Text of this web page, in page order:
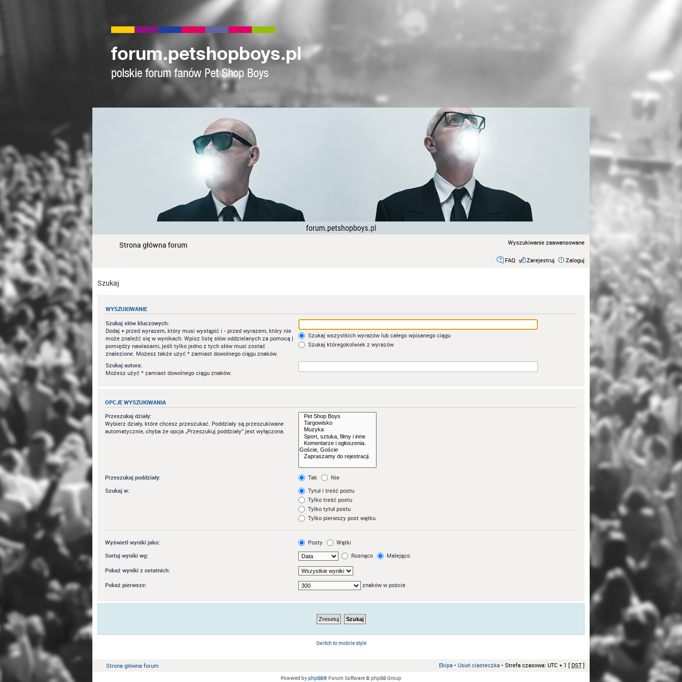
Strona główna forum Wyszukiwanie zaawansowane
FAQ Zarejestruj Zaloguj
Szukaj
WYSZUKIWANIE
Szukaj słów kluczowych:
Dodaj + przed wyrazem, który musi wystąpić i - przed wyrazem, który nie
może znaleźć się w wynikach. Wpisz listę słów oddzielanych za pomocą |
pomiędzy nawiasami, jeśli tylko jedno z tych słów musi zostać
znalezione. Możesz także użyć * zamiast dowolnego ciągu znaków.
Szukaj wszystkich wyrazów lub całego wpisanego ciągu
Szukaj któregokolwiek z wyrazów
Szukaj autora:
Możesz użyć * zamiast dowolnego ciągu znaków.
OPCJE WYSZUKIWANIA
Przeszukaj działy:
Wybierz działy, które chcesz przeszukać. Poddziały są przeszukiwane
automatycznie, chyba że opcja „Przeszukuj poddziały” jest wyłączona.
Przeszukaj poddziały: Tak
Nie
Szukaj w:
Tytuł i treść postu
Tylko treść postu
Tylko tytuł postu
Tylko pierwszy post wątku
Wyświetl wyniki jako: Posty
Wątki
Sortuj wyniki wg:
Rosnąco
Malejąco
Pokaż wyniki z ostatnich:
Pokaż pierwsze:
znaków w poście
Switch to mobile style
Strona główna forum Ekipa • Usuń ciasteczka • Strefa czasowa: UTC + 1 [ DST]
Powered byphpBB® Forum Software © phpBB Group